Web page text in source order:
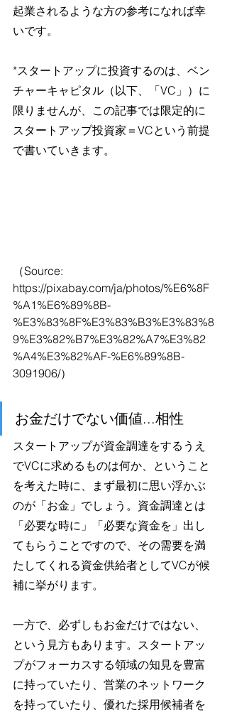
起業されるような方の参考になれば幸
いです。
*スタートアップに投資するのは、ベン
チャーキャピタル（以下、「VC」）に
限りませんが、この記事では限定的に
スタートアップ投資家＝VCという前提
で書いていきます。
（Source:
https://pixabay.com/ja/photos/%E6%8F
%A1%E6%89%8B-
%E3%83%8F%E3%83%B3%E3%83%8
9%E3%82%B7%E3%82%A7%E3%82
%A4%E3%82%AF-%E6%89%8B-
3091906/）
お金だけでない価値...相性
スタートアップが資金調達をするうえ
でVCに求めるものは何か、ということ
を考えた時に、まず最初に思い浮かぶ
のが「お金」でしょう。資金調達とは
「必要な時に」「必要な資金を」出し
てもらうことですので、その需要を満
たしてくれる資金供給者としてVCが候
補に挙がります。
一方で、必ずしもお金だけではない、
という見方もあります。スタートアッ
プがフォーカスする領域の知見を豊富
に持っていたり、営業のネットワーク
を持っていたり、優れた採用候補者を